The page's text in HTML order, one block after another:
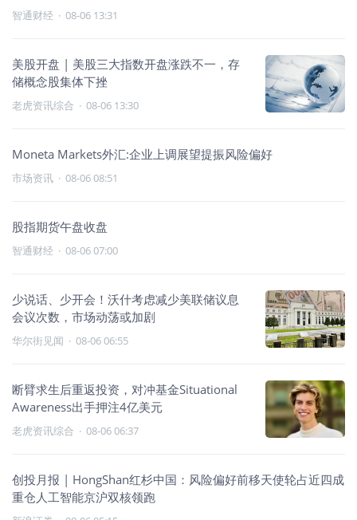
智通财经 · 08-06 13:31
美股开盘 | 美股三大指数开盘涨跌不一，存
储概念股集体下挫
老虎资讯综合 · 08-06 13:30
Moneta Markets外汇:企业上调展望提振风险偏好
市场资讯 · 08-06 08:51
股指期货午盘收盘
智通财经 · 08-06 07:00
少说话、少开会！沃什考虑减少美联储议息
会议次数，市场动荡或加剧
华尔街见闻 · 08-06 06:55
断臂求生后重返投资，对冲基金Situational
Awareness出手押注4亿美元
老虎资讯综合 · 08-06 06:37
创投月报 | HongShan红杉中国：风险偏好前移天使轮占近四成
重仓人工智能京沪双核领跑